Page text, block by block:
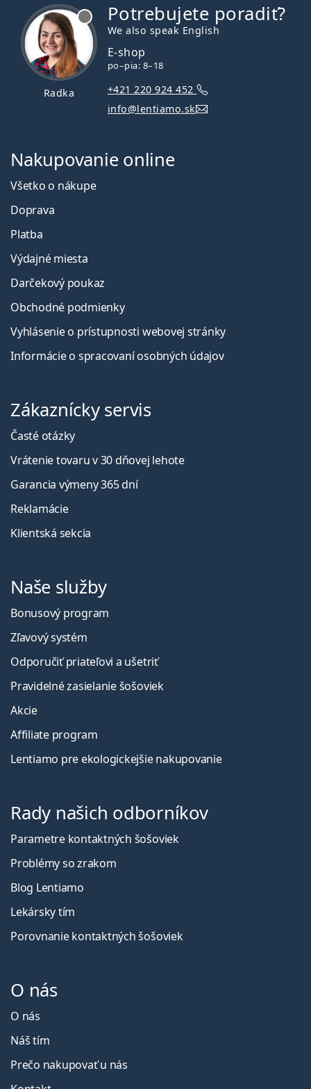
Radka
Potrebujete poradiť?
We also speak English
E-shop
po–pia: 8–18
+421 220 924 452
info@lentiamo.sk
Nakupovanie online
Všetko o nákupe
Doprava
Platba
Výdajné miesta
Darčekový poukaz
Obchodné podmienky
Vyhlásenie o prístupnosti webovej stránky
Informácie o spracovaní osobných údajov
Zákaznícky servis
Časté otázky
Vrátenie tovaru v 30 dňovej lehote
Garancia výmeny 365 dní
Reklamácie
Klientská sekcia
Naše služby
Bonusový program
Zľavový systém
Odporučiť priateľovi a ušetriť
Pravidelné zasielanie šošoviek
Akcie
Affiliate program
Lentiamo pre ekologickejšie nakupovanie
Rady našich odborníkov
Parametre kontaktných šošoviek
Problémy so zrakom
Blog Lentiamo
Lekársky tím
Porovnanie kontaktných šošoviek
O nás
O nás
Náš tím
Prečo nakupovať u nás